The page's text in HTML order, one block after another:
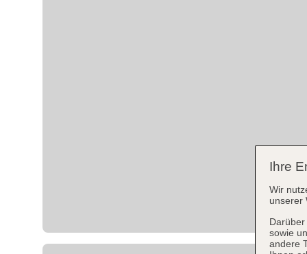
Ihre
Wir
unserer
sowie
andere